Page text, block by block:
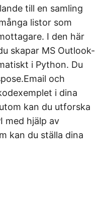
till en samling
listor som
I den här
skapar MS Outlook-
i Python. Du
och
i dina
kan du utforska
med hjälp av
kan du ställa dina